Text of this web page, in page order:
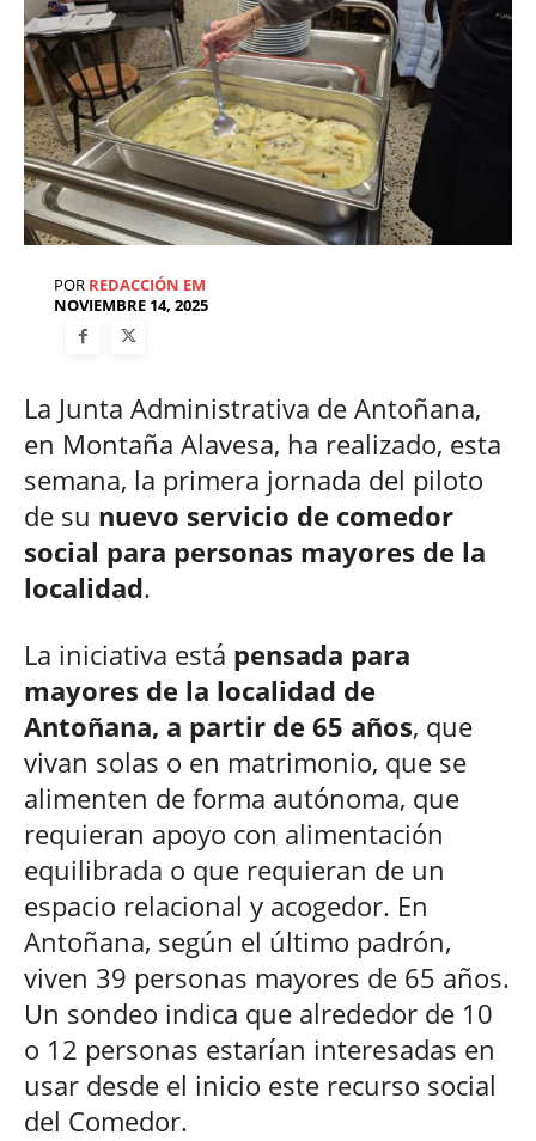
POR REDACCIÓN EM
NOVIEMBRE 14, 2025
La Junta Administrativa de Antoñana,
en Montaña Alavesa, ha realizado, esta
semana, la primera jornada del piloto
de su nuevo servicio de comedor
social para personas mayores de la
localidad.
La iniciativa está pensada para
mayores de la localidad de
Antoñana, a partir de 65 años, que
vivan solas o en matrimonio, que se
alimenten de forma autónoma, que
requieran apoyo con alimentación
equilibrada o que requieran de un
espacio relacional y acogedor. En
Antoñana, según el último padrón,
viven 39 personas mayores de 65 años.
Un sondeo indica que alrededor de 10
o 12 personas estarían interesadas en
usar desde el inicio este recurso social
del Comedor.